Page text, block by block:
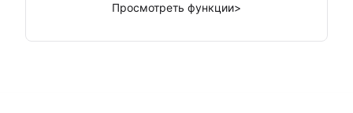
Просмотреть функции>